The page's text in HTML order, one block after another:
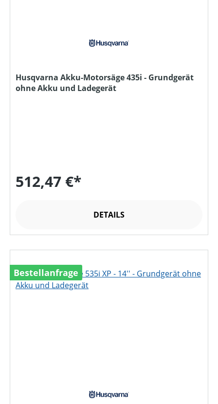
Husqvarna Akku-Motorsäge 435i - Grundgerät
ohne Akku und Ladegerät
512,47 €*
DETAILS
Bestellanfrage